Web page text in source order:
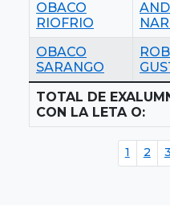
OBACO
RIOFRIO
OBACO
SARANGO
TOTAL DE
CON LA LETA O:
1 2 3